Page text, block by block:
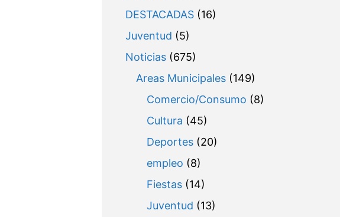
DESTACADAS(16)
Juventud (5)
Noticias(675)
Areas Municipales(149)
Comercio/Consumo (8)
Cultura (45)
Deportes(20)
empleo (8)
Fiestas(14)
Juventud (13)